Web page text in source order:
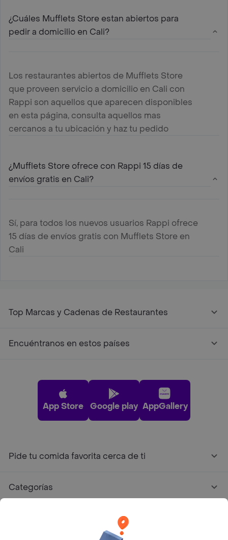
¿Cuáles Mufflets Store estan abiertos para
pedir a domicilio en Cali?
Los restaurantes abiertos de Mufflets Store
que proveen servicio a domicilio en Cali con
Rappi son aquellos que aparecen disponibles
en esta página, consulta aquellos mas
cercanos a tu ubicación y haz tu pedido
¿Mufflets Store ofrece con Rappi 15 días de
envíos gratis en Cali?
Sí, para todos los nuevos usuarios Rappi ofrece
15 días de envíos gratis con Mufflets Store en
Cali
Top Marcas y Cadenas de Restaurantes
Encuéntranos en estos países
App Store Google play AppGallery
Pide tu comida favorita cerca de ti
Categorías